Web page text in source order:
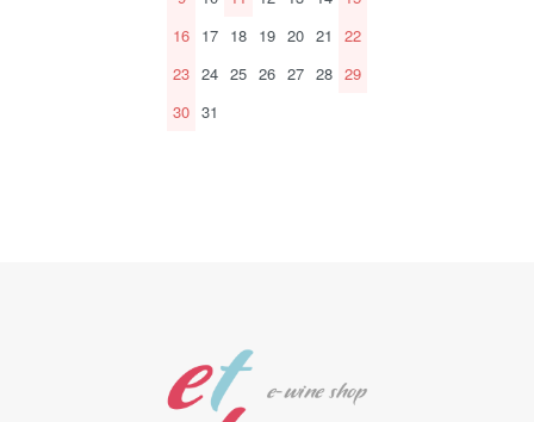
16 17 18 19 20 21
22
23 24 25 26 27 28 29
30 31